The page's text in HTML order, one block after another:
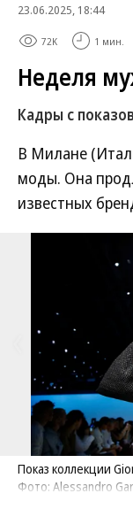
23.06.2025, 18:44
72K 1 мин.
Неделя
Кадры с
В Милане
моды. Она
известных
Показ коллекции
Фото: Alessandro